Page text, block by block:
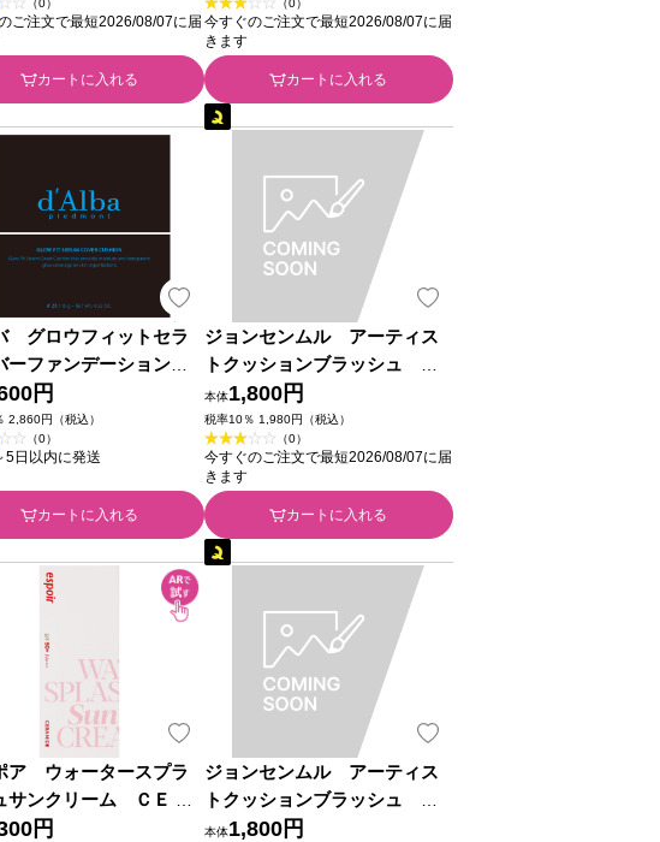
ご注文で最短2026/08/07に届
カートに入れる
今すぐのご注文で最短2026/08/07に届
きます
カートに入れる
グロウフィットセラ
ーファンデーション２
Ｔ円
2,860円（税込）
（0）
5日以内に発送
カートに入れる
ジョンセンムル アーティス
トクッションブラッシュ コ
ーラルヘイロー ＿ 韓国高麗人
蔘社
本体1,800円
税率10％ 1,980円（税込）
（0）
今すぐのご注文で最短2026/08/07に届
きます
カートに入れる
ア ウォータースプラ
サンクリーム ＣＥ セ
アモーレパシフィック
円
ジョンセンムル アーティス
トクッションブラッシュ ブ
ルーミングパンジー ＿ 韓国高
本体1,800円